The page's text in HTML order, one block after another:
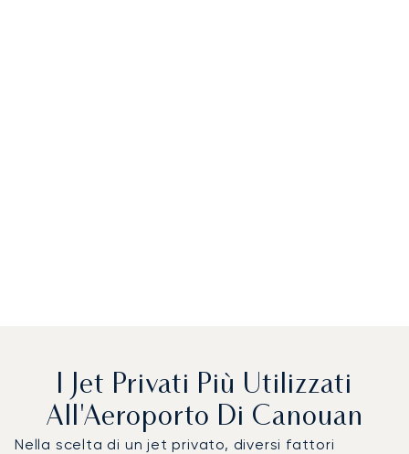
I Jet Privati Più Utilizzati
All'Aeroporto Di Canouan
Nella scelta di un jet privato, diversi fattori